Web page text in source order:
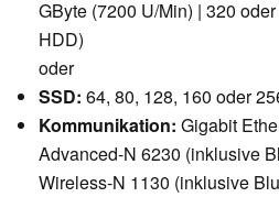
GByte (7200 U/Min) | 320
HDD)
oder
SSD: 64, 80, 128, 160 oder
Kommunikation: Gigabit
Advanced-N 6230 (inklusive
Wireless-N 1130 (inklusive